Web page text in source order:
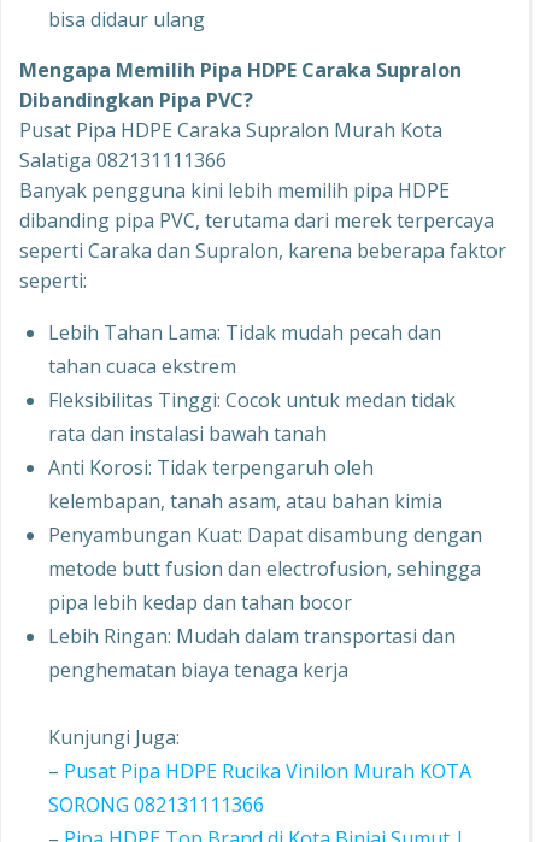
bisa didaur ulang
Mengapa Memilih Pipa HDPE Caraka Supralon
Dibandingkan Pipa PVC?
Pusat Pipa HDPE Caraka Supralon Murah Kota
Salatiga 082131111366
Banyak pengguna kini lebih memilih pipa HDPE
dibanding pipa PVC, terutama dari merek terpercaya
seperti Caraka dan Supralon, karena beberapa faktor
seperti:
Lebih Tahan Lama: Tidak mudah pecah dan
tahan cuaca ekstrem
Fleksibilitas Tinggi: Cocok untuk medan tidak
rata dan instalasi bawah tanah
Anti Korosi: Tidak terpengaruh oleh
kelembapan, tanah asam, atau bahan kimia
Penyambungan Kuat: Dapat disambung dengan
metode butt fusion dan electrofusion, sehingga
pipa lebih kedap dan tahan bocor
Lebih Ringan: Mudah dalam transportasi dan
penghematan biaya tenaga kerja
Kunjungi Juga:
– Pusat Pipa HDPE Rucika Vinilon Murah KOTA
SORONG 082131111366